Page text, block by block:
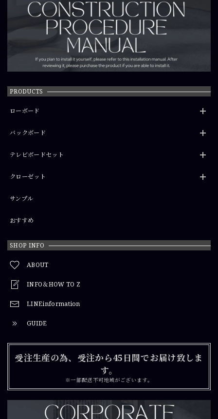
PRODUCTS
ローボード
バックボード
テレビボードセット
クローゼット
サンプル
おすすめ
SHOP INFO
ABOUT
INFO＆HOW TO Z
LINEinformation
GUIDE
受注生産の為、受注から45日間でお届け致しま
す。
※一部配送不可地域がございます。